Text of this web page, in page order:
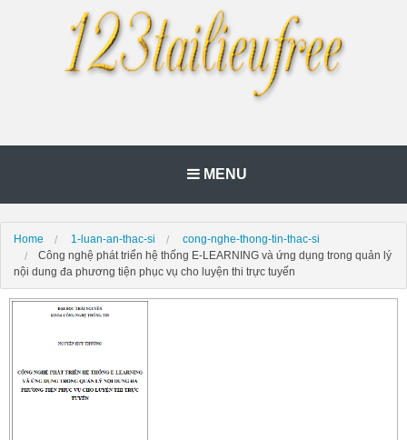
MENU
Home 1-luan-an-thac-si
cong-nghe-thong-tin-thac-si
Công nghệ phát triển hệ thống E-LEARNING và ứng dụng trong quản lý
nội dung đa phương tiện phục vụ cho luyện thi trực tuyến